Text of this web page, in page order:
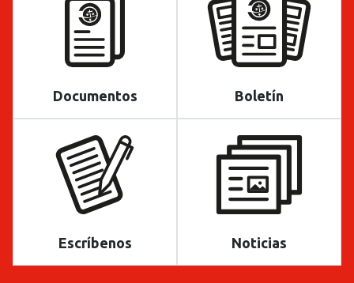
Documentos Boletín
Escríbenos Noticias